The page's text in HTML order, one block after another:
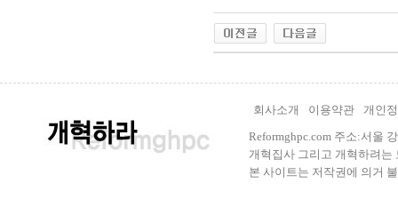
회사소개 이용약관
개인
Reformghpc.com 주소:서울
개혁집사 그리고 개혁하려는
본 사이트는 저작권에 의거